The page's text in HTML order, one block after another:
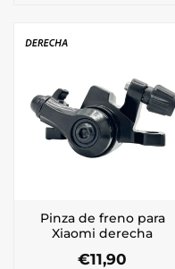
Pinza de freno para
Xiaomi derecha
€11,90